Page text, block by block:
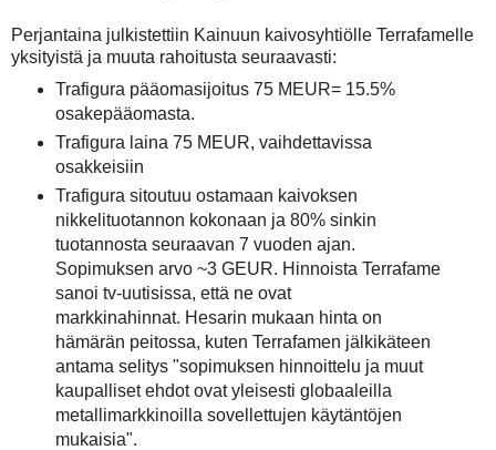
Perjantaina julkistettiin Kainuun kaivosyhtiölle Terrafamelle
yksityistä ja muuta rahoitusta seuraavasti:
Trafigura pääomasijoitus 75 MEUR= 15.5%
osakepääomasta.
Trafigura laina 75 MEUR, vaihdettavissa
osakkeisiin
Trafigura sitoutuu ostamaan kaivoksen
nikkelituotannon kokonaan ja 80% sinkin
tuotannosta seuraavan 7 vuoden ajan.
Sopimuksen arvo ~3 GEUR. Hinnoista Terrafame
sanoi tv-uutisissa, että ne ovat
markkinahinnat. Hesarin mukaan hinta on
hämärän peitossa, kuten Terrafamen jälkikäteen
antama selitys "sopimuksen hinnoittelu ja muut
kaupalliset ehdot ovat yleisesti globaaleilla
metallimarkkinoilla sovellettujen käytäntöjen
mukaisia".